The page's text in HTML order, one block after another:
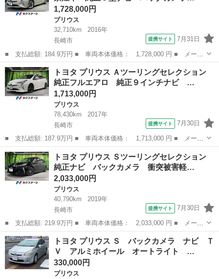
1,728,000円
プリウス
32,710km
2016年
長崎市
提携サイト 7月31日
■ 支払総額: 184.9万円 ■ 車両本体価格： 1,728,000 円 ■ メーカ
ー名： トヨタ ■ 車種名： プリウス ■ グレード名： Ａツーリ
ングセレクション 禁煙車 純正９型ナビ バックカメラ 衝突軽
減 レーダ...
長崎 長崎市 プリウス
トヨタ プリウス Ａツーリングセレクション
純正フルエアロ 純正９インチナビ …
1,713,000円
プリウス
78,430km
2017年
長崎市
提携サイト 7月30日
■ 支払総額: 187.9万円 ■ 車両本体価格： 1,713,000 円 ■ メーカ
ー名： トヨタ ■ 車種名： プリウス ■ グレード名： Ａツーリ
ングセレクション 純正フルエアロ 純正９インチナビ バックカメ
ラ 衝突...
長崎 長崎市 プリウス
トヨタ プリウス Ｓツーリングセレクション
純正ナビ バックカメラ 衝突被害軽…
2,033,000円
プリウス
40,790km
2019年
長崎市
提携サイト 7月30日
■ 支払総額: 219.9万円 ■ 車両本体価格： 2,033,000 円 ■ メーカ
ー名： トヨタ ■ 車種名： プリウス ■ グレード名： Ｓツーリ
ングセレクション 純正ナビ バックカメラ 衝突被害軽減システ
ム レーダ...
長崎 長崎市 プリウス
トヨタ プリウス Ｓ バックカメラ ナビ Ｔ
Ｖ アルミホイール オートライト …
330,000円
プリウス